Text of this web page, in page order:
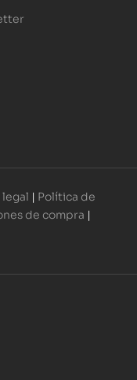
legal | Política de
de compra |